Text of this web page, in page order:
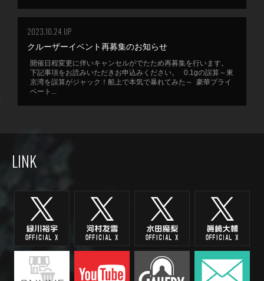
2023.10.24 UP
クルーザーイベント再募集のお知らせ
開催日程変更に伴いキャンセルがでたため再募集を行います。
下記事項をお読みいただきお申込みください。 0.1gの誤算～東
京湾を誤算がジャック！船上で本気で暴れてみた～ 豪華プライ
ベート...
LINK